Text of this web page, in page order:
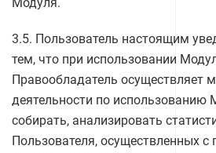
3.5. Пользователь настоящим
тем, что при использовании
Правообладатель осуществляет
деятельности по использованию
собирать, анализировать
Пользователя, осуществленных